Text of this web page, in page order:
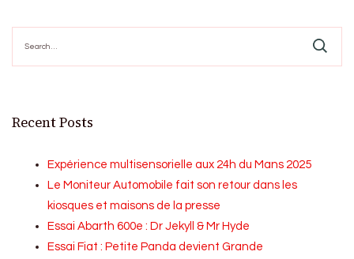
for:
Recent Posts
Expérience multisensorielle aux 24h du Mans 2025
Le Moniteur Automobile fait son retour dans les
kiosques et maisons de la presse
Essai Abarth 600e : Dr Jekyll & Mr Hyde
Essai Fiat : Petite Panda devient Grande